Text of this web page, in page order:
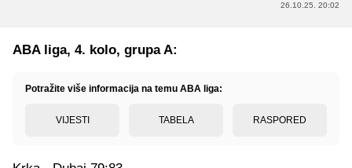
26.10.25. 20:02
ABA liga, 4. kolo, grupa A:
Potražite više informacija na temu ABA liga:
VIJESTI TABELA RASPORED